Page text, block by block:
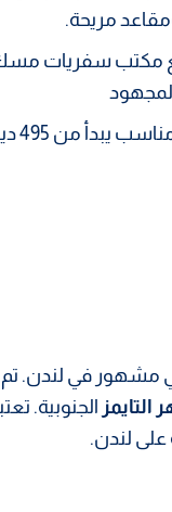
مريحة.
سفريات مسك
كل
التايمز الجنوبية.
على لندن.